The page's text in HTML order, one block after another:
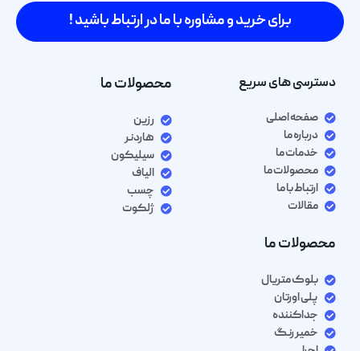
برای خرید و مشاوره با ما در ارتباط باشید !
دسترسی های سریع
صفحه اصلی
درباره ما
خدمات ما
محصولات ما
ارتباط با ما
مقالات
محصولات ما
رزین
هاردنر
سیلیکون
الیاف
چسب
ژلکوت
محصولات ما
بلوک متریال
پلی اورتان
جداکننده
خمیر رنگ